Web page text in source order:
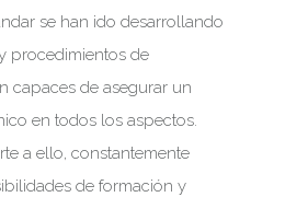
se han ido desarrollando
procedimientos de
capaces de asegurar un
en todos los aspectos.
a ello, constantemente
de formación y